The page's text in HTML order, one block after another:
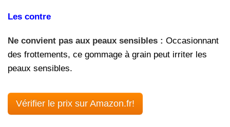
Les contre
Ne convient pas aux peaux sensibles : Occasionnant
des frottements, ce gommage à grain peut irriter les
peaux sensibles.
Vérifier le prix sur Amazon.fr!